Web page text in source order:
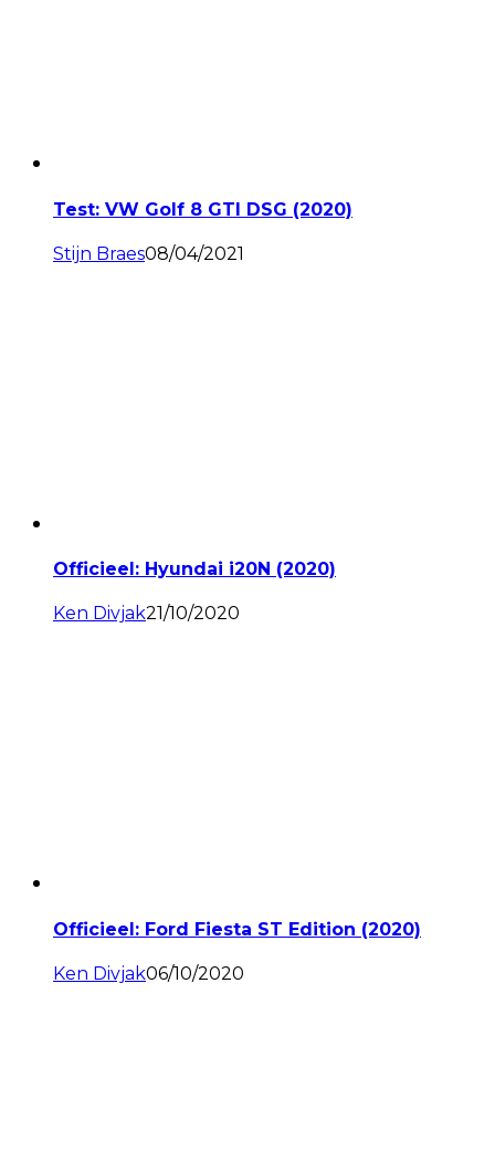
Test: VW Golf 8 GTI DSG (2020)
Stijn Braes08/04/2021
Officieel: Hyundai i20N (2020)
Ken Divjak21/10/2020
Officieel: Ford Fiesta ST Edition (2020)
Ken Divjak06/10/2020